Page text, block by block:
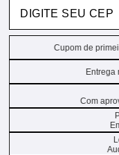
Cupom de
Entrega
Com